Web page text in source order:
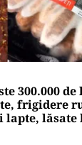
300.000
frigidere
lapte, lăsate